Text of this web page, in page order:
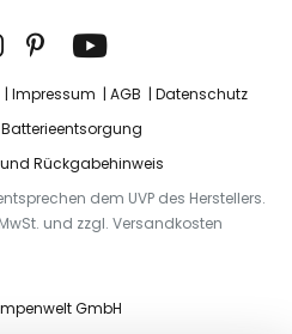
Impressum AGB
Datenschutz
Batterieentsorgung
Rückgabehinweis
dem UVP des Herstellers.
und zzgl. Versandkosten
GmbH